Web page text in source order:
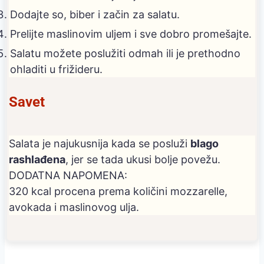
Dodajte so, biber i začin za salatu.
Prelijte maslinovim uljem i sve dobro promešajte.
Salatu možete poslužiti odmah ili je prethodno
ohladiti u frižideru.
Savet
Salata je najukusnija kada se posluži blago
rashlađena, jer se tada ukusi bolje povežu.
DODATNA NAPOMENA:
320 kcal procena prema količini mozzarelle,
avokada i maslinovog ulja.